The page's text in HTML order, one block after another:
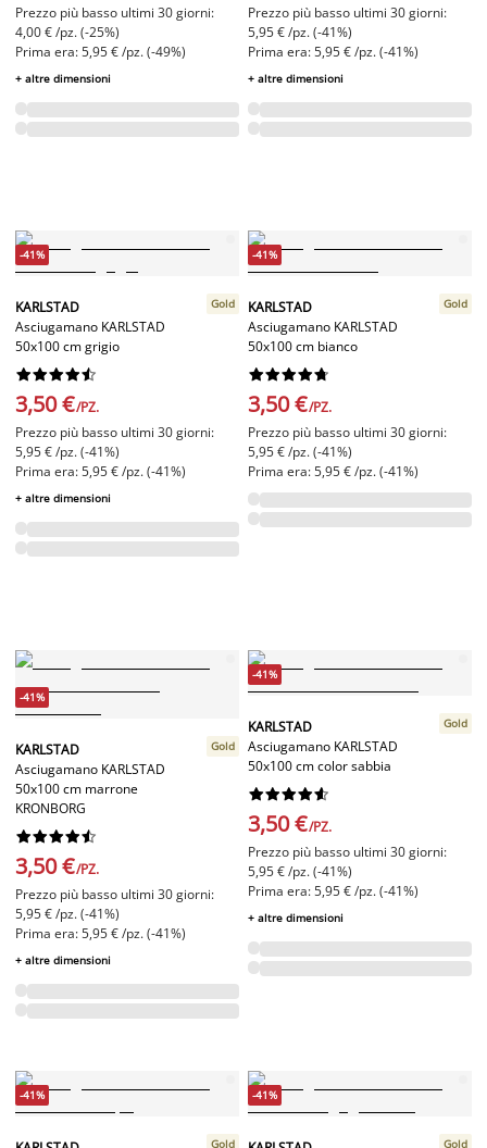
Prezzo più basso ultimi 30 giorni:
4,00 € /pz. (-25%)
Prima era: 5,95 € /pz. (-49%)
+ altre dimensioni
Prezzo più basso ultimi 30 giorni:
5,95 € /pz. (-41%)
Prima era: 5,95 € /pz. (-41%)
+ altre dimensioni
-41%
KARLSTAD
Asciugamano KARLSTAD
50x100 cm grigio
Gold






3,50 €/PZ.
Prezzo più basso ultimi 30 giorni:
5,95 € /pz. (-41%)
Prima era: 5,95 € /pz. (-41%)
+ altre dimensioni
-41%
KARLSTAD
Asciugamano KARLSTAD
50x100 cm bianco
Gold






3,50 €/PZ.
Prezzo più basso ultimi 30 giorni:
5,95 € /pz. (-41%)
Prima era: 5,95 € /pz. (-41%)
-41%
KARLSTAD
Asciugamano KARLSTAD
50x100 cm marrone
KRONBORG
Gold






3,50 €/PZ.
Prezzo più basso ultimi 30 giorni:
5,95 € /pz. (-41%)
Prima era: 5,95 € /pz. (-41%)
+ altre dimensioni
-41%
KARLSTAD
Asciugamano KARLSTAD
50x100 cm color sabbia
Gold






3,50 €/PZ.
Prezzo più basso ultimi 30 giorni:
5,95 € /pz. (-41%)
Prima era: 5,95 € /pz. (-41%)
+ altre dimensioni
-41%
Gold
-41%
Gold